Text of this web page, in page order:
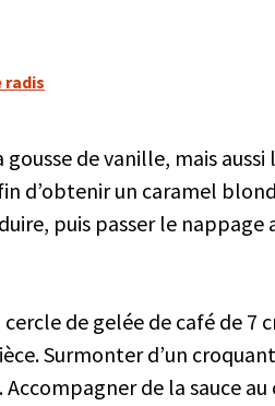
radis
de vanille, mais aussi
d’obtenir un caramel
puis passer le nappage
de gelée de café de 7
Surmonter d’un
de la sauce